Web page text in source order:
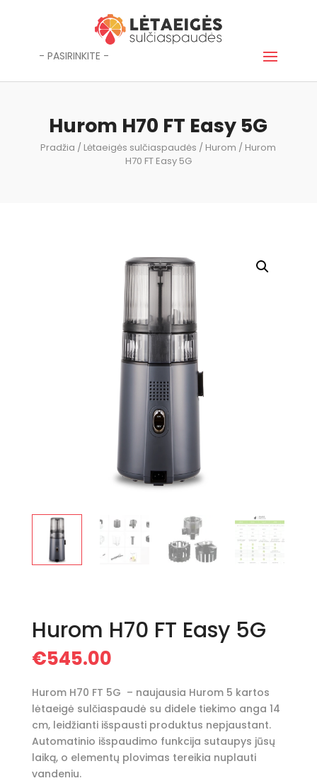
- PASIRINKITE -
Hurom H70 FT Easy 5G
Pradžia / Lėtaeigės sulčiaspaudės / Hurom / Hurom
H70 FT Easy 5G
Hurom H70 FT Easy 5G
€545.00
Hurom H70 FT 5G – naujausia Hurom 5 kartos
lėtaeigė sulčiaspaudė su didele tiekimo anga 14
cm, leidžianti išspausti produktus nepjaustant.
Automatinio išspaudimo funkcija sutaupys jūsų
laiką, o elementų plovimas tereikia nuplauti
vandeniu.